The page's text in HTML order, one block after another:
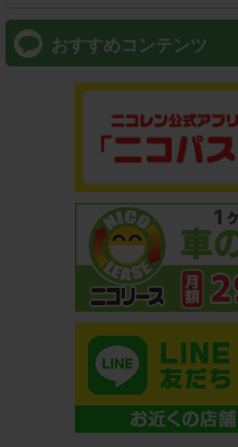
おすすめコンテンツ